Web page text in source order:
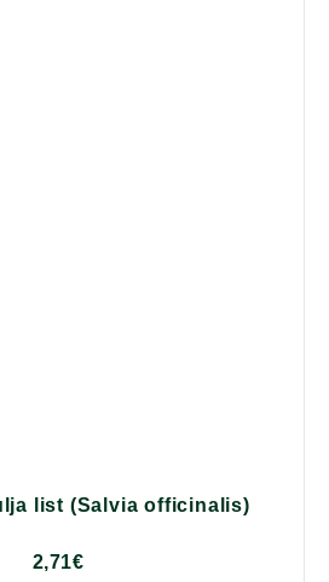
list (Salvia officinalis)
2,71€